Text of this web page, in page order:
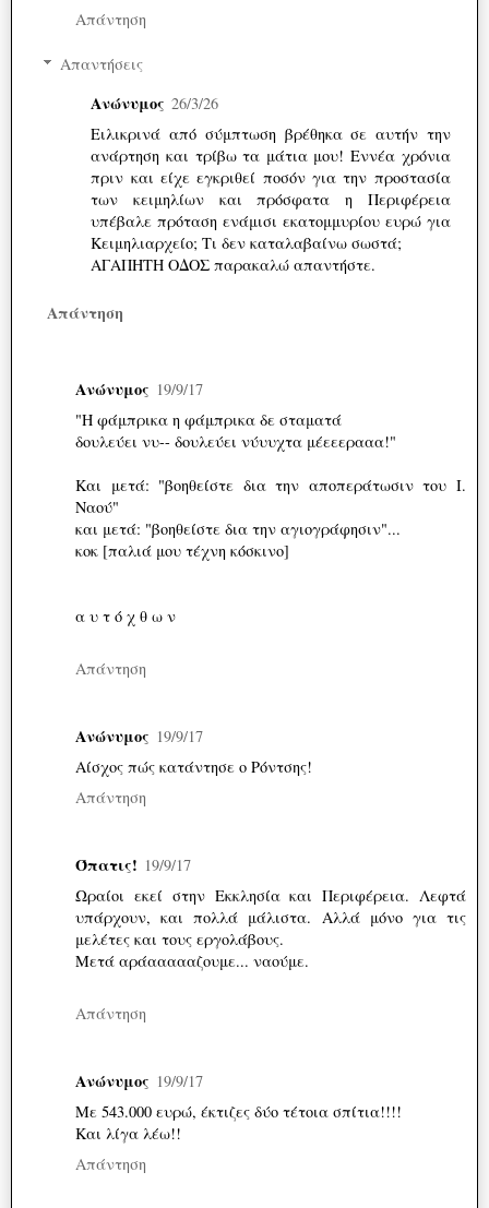
Απάντηση
Απαντήσεις
Ανώνυμος 26/3/26
Ειλικρινά από σύμπτωση βρέθηκα σε αυτήν την
ανάρτηση και τρίβω τα μάτια μου! Εννέα χρόνια
πριν και είχε εγκριθεί ποσόν για την προστασία
των κειμηλίων και πρόσφατα η Περιφέρεια
υπέβαλε πρόταση ενάμισι εκατομμυρίου ευρώ για
Κειμηλιαρχείο; Τι δεν καταλαβαίνω σωστά;
ΑΓΑΠΗΤΗ ΟΔΟΣ παρακαλώ απαντήστε.
Απάντηση
Ανώνυμος 19/9/17
"Η φάμπρικα η φάμπρικα δε σταματά
δουλεύει νυ-- δουλεύει νύυυχτα μέεεερααα!"
Και μετά: "βοηθείστε δια την αποπεράτωσιν του Ι.
Ναού"
και μετά: "βοηθείστε δια την αγιογράφησιν"...
κοκ [παλιά μου τέχνη κόσκινο]
α υ τ ό χ θ ω ν
Απάντηση
Ανώνυμος 19/9/17
Αίσχος πώς κατάντησε ο Ρόντσης!
Απάντηση
Όπατις! 19/9/17
Ωραίοι εκεί στην Εκκλησία και Περιφέρεια. Λεφτά
υπάρχουν, και πολλά μάλιστα. Αλλά μόνο για τις
μελέτες και τους εργολάβους.
Μετά αράαααααζουμε... ναούμε.
Απάντηση
Ανώνυμος 19/9/17
Με 543.000 ευρώ, έκτιζες δύο τέτοια σπίτια!!!!
Και λίγα λέω!!
Απάντηση